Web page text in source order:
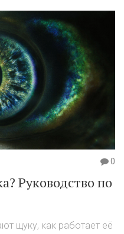
0
Руководство по
щуку, как работает её